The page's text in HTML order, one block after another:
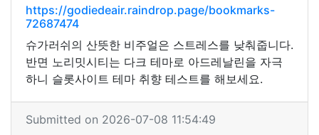
https://godiedeair.raindrop.page/bookmarks-
72687474
슈가러쉬의 산뜻한 비주얼은 스트레스를 낮춰줍니다.
반면 노리밋시티는 다크 테마로 아드레날린을 자극
하니 슬롯사이트 테마 취향 테스트를 해보세요.
Submitted on 2026-07-08 11:54:49